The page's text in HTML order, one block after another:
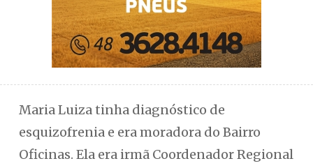
Maria Luiza tinha diagnóstico de
esquizofrenia e era moradora do Bairro
Oficinas. Ela era irmã Coordenador Regional